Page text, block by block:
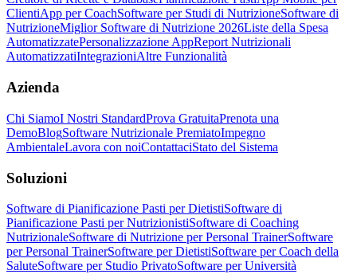
ClientiApp per CoachSoftware per Studi di NutrizioneSoftware di
NutrizioneMiglior Software di Nutrizione 2026Liste della Spesa
AutomatizzatePersonalizzazione AppReport Nutrizionali
AutomatizzatiIntegrazioniAltre Funzionalità
Azienda
Chi SiamoI Nostri StandardProva GratuitaPrenota una
DemoBlogSoftware Nutrizionale PremiatoImpegno
AmbientaleLavora con noiContattaciStato del Sistema
Soluzioni
Software di Pianificazione Pasti per DietistiSoftware di
Pianificazione Pasti per NutrizionistiSoftware di Coaching
NutrizionaleSoftware di Nutrizione per Personal TrainerSoftware
per Personal TrainerSoftware per DietistiSoftware per Coach della
SaluteSoftware per Studio PrivatoSoftware per Università